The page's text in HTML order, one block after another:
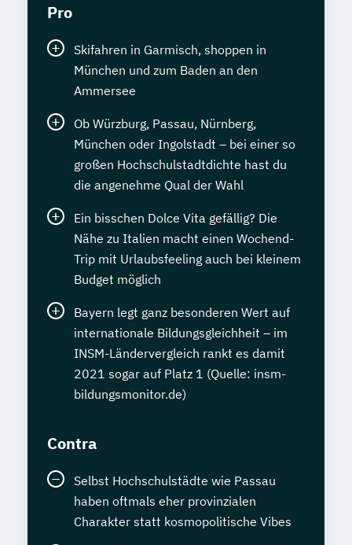
Pro
Skifahren in Garmisch, shoppen in
München und zum Baden an den
Ammersee
Ob Würzburg, Passau, Nürnberg,
München oder Ingolstadt – bei einer so
großen Hochschulstadtdichte hast du
die angenehme Qual der Wahl
Ein bisschen Dolce Vita gefällig? Die
Nähe zu Italien macht einen Wochend-
Trip mit Urlaubsfeeling auch bei kleinem
Budget möglich
Bayern legt ganz besonderen Wert auf
internationale Bildungsgleichheit – im
INSM-Ländervergleich rankt es damit
2021 sogar auf Platz 1 (Quelle: insm-
bildungsmonitor.de)
Contra
Selbst Hochschulstädte wie Passau
haben oftmals eher provinzialen
Charakter statt kosmopolitische Vibes